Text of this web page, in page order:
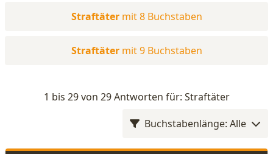
Straftäter mit 8 Buchstaben
Straftäter mit 9 Buchstaben
1 bis 29 von 29 Antworten für: Straftäter
Buchstabenlänge: Alle